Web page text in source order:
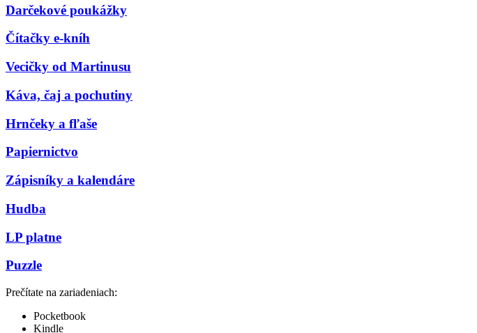
Darčekové poukážky
Čítačky e-kníh
Vecičky od Martinusu
Káva, čaj a pochutiny
Hrnčeky a fľaše
Papiernictvo
Zápisníky a kalendáre
Hudba
LP platne
Puzzle
Prečítate na zariadeniach:
Pocketbook
Kindle